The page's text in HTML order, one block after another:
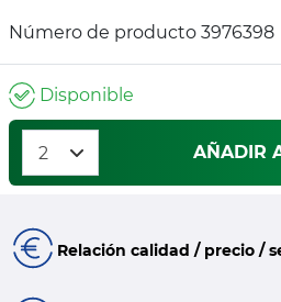
Número de producto 3976398
Disponible
AÑADIR
Relación calidad / precio /